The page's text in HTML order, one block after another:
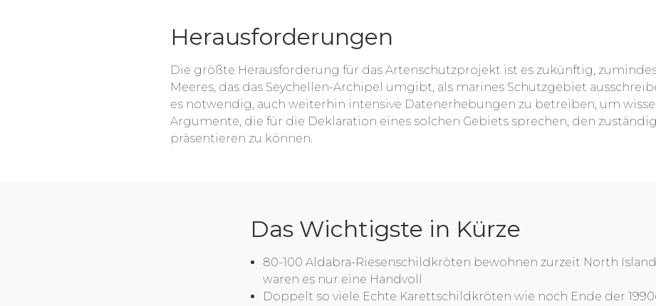
Herausforderungen
Die größte Herausforderung für das Artenschutzprojekt ist es zukünftig,
Meeres, das das Seychellen-Archipel umgibt, als marines Schutzgebiet
es notwendig, auch weiterhin intensive Datenerhebungen zu betreiben, um
Argumente, die für die Deklaration eines solchen Gebiets sprechen, den
präsentieren zu können.
Das Wichtigste in Kürze
80-100 Aldabra-Riesenschildkröten bewohnen zurzeit North Island
waren es nur eine Handvoll
Doppelt so viele Echte Karettschildkröten wie noch Ende der